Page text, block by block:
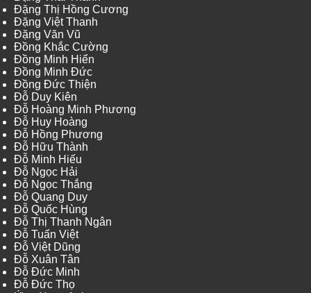
Đặng Thị Hồng Cương
Đặng Việt Thanh
Đặng Văn Vũ
Đồng Khắc Cường
Đồng Minh Hiển
Đồng Minh Đức
Đồng Đức Thiện
Đỗ Duy Kiên
Đỗ Hoàng Minh Phương
Đỗ Huy Hoàng
Đỗ Hồng Phương
Đỗ Hữu Thành
Đỗ Minh Hiếu
Đỗ Ngọc Hải
Đỗ Ngọc Thắng
Đỗ Quang Duy
Đỗ Quốc Hùng
Đỗ Thị Thanh Ngân
Đỗ Tuấn Việt
Đỗ Việt Dũng
Đỗ Xuân Tân
Đỗ Đức Minh
Đỗ Đức Thọ